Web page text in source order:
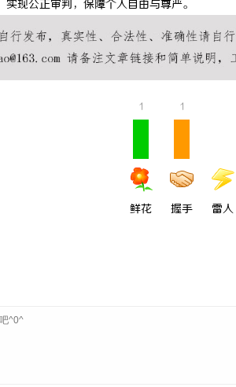
现公正审判，保障个人自由与尊严。
1
鲜花
1
握手 雷人
干燥症患者口干眼燥熬